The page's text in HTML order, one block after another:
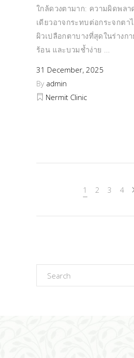
ใกล้ดวงตามาก: ความผิดพลา
เดียวอาจกระทบต่อกระจกตา
ผิวเปลือกตาบางที่สุดในร่างก
ร้อน และบวมช้ำง่าย
31 December, 2025
By admin
Nermit Clinic
1 2 3 4
for: